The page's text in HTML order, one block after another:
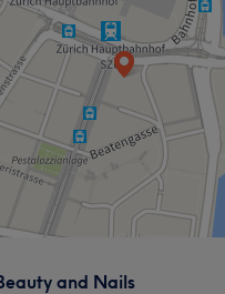
and Nails